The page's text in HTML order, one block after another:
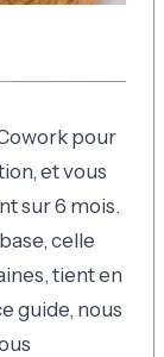
pour
et vous
sur 6 mois.
celle
tient en
guide, nous